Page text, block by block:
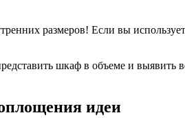
размеров! Если вы
шкаф в объеме и
идеи